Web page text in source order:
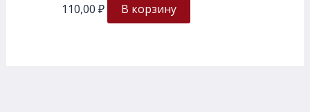
110,00 ₽ В корзину